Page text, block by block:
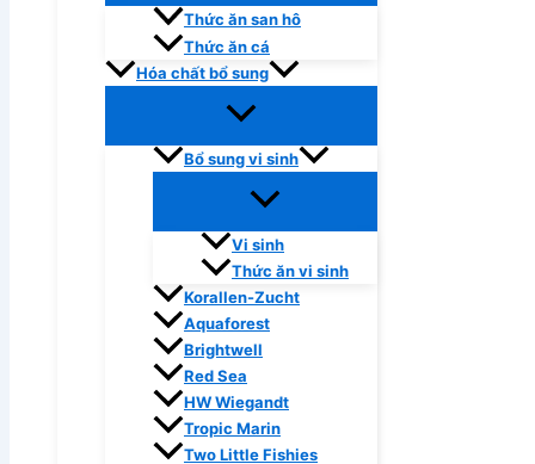
Thức ăn san hô
Thức ăn cá
Hóa chất bổ sung
Bổ sung vi sinh
Vi sinh
Thức ăn vi sinh
Korallen-Zucht
Aquaforest
Brightwell
Red Sea
HW Wiegandt
Tropic Marin
Two Little Fishies